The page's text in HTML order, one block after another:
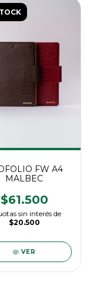
FW A4
MALBEC
$61.500
sin interés de
$20.500
VER